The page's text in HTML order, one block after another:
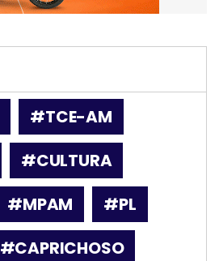
#TCE-AM
#CULTURA
#MPAM
#PL
#CAPRICHOSO